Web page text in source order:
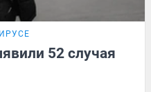
52 случая